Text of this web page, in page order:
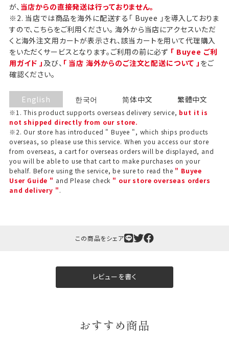
が、 当店からの直接発送は行っておりません。
※2. 当店では商品を海外に配送する「 Buyee 」を導入しておりま
すので、こちらをご利用ください。 海外から当店にアクセスいただ
くと海外注文用カートが表示され、該当カートを用いて代理購入
をいただくサービスとなります。ご利用の前に必ず 「 Buyee ご利
用ガイド 」 及び、 「 当店 海外からのご注文と配送について 」 をご
確認ください。
English
※1. This product supports overseas delivery service, but it is
not shipped directly from our store.
※2. Our store has introduced " Buyee ", which ships products
overseas, so please use this service. When you access our store
from overseas, a cart for overseas orders will be displayed, and
you will be able to use that cart to make purchases on your
behalf. Before using the service, be sure to read the " Buyee
User Guide " and Please check " our store overseas orders
and delivery ".
한국어 简体中文 繁體中文
この商品をシェア
レビューを書く
おすすめ商品